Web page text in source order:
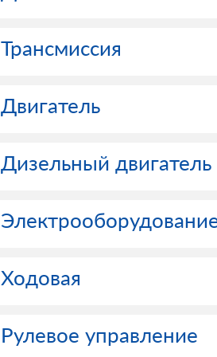
Трансмиссия
Двигатель
Дизельный двигатель
Ходовая
Рулевое управление